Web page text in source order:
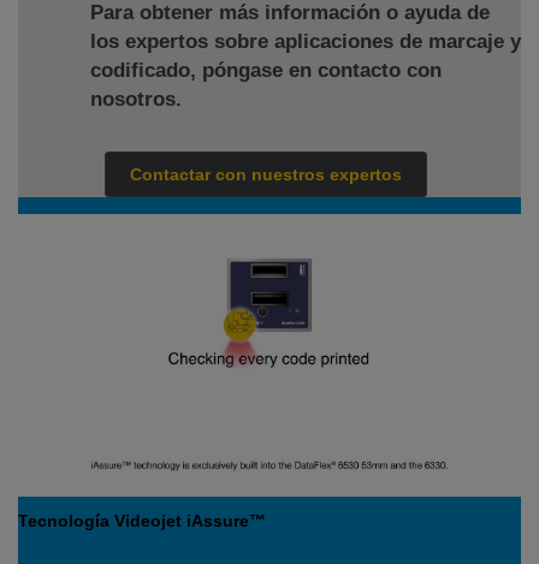
Para obtener más información o ayuda de
los expertos sobre aplicaciones de marcaje y
codificado, póngase en contacto con
nosotros.
Contactar con nuestros expertos
Tecnología Videojet iAssure™